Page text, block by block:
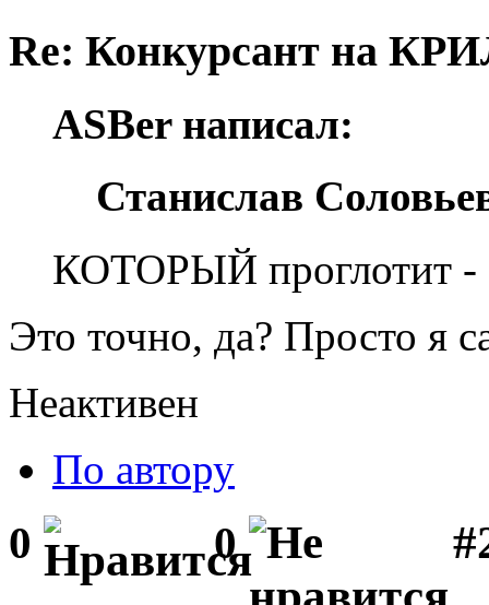
Re: Конкурсант на
ASBer написал:
Станислав
КОТОРЫЙ проглотит -
Это точно, да? Просто я
Неактивен
По автору
0 0